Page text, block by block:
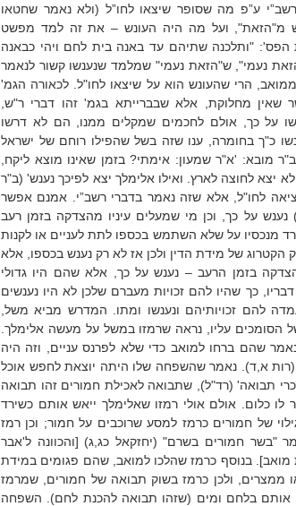
ע”פ מה שסופר שיצאו לחו”ל (ולא נאמר שחטאו
מ"הזאת", ועל מה היה העונש – את זה למד מפשט
"ותלכנה שתיהם עד באנה בית לחם ויהי כבאנה
נעמי", ש"הזאת נעמי" שמלמד שנענשו קשור לנאמר
הרי שהעונש הוא על שיצאו לחו"ל. לכאורה הגמ'
שאין מחלוקת, אלא שבברייתא בגמ' זהו דברי ר"ש,
על כך, אולם לחכמים שמקלים ממנו, הם לא דרשו
כ"ך בחומרה, ענו שזה בשל שהפילו רוחם של ישראל
מובא: 'א"ר שמעון: אימתי? בזמן שאינו מוצא ליקח,
יצא לחוצה לארץ. ואילו אלימלך יצא לפיכך נענש' (ב"ר
לחו"ל, אלא שזה נאמר בדברי רשב”י. אמנם אפשר
על כך, וכן מי שמעלים עיניו מהצדקה בזמן רעב
מנכסיו על שלא השתמש בכספו לתת לעניים או לקנות
של מידת הדין ולכן אז לא רק נענש בכספו, אלא
בזמן הרעב – נענש על כך, אלא שהם היו גדולי
כך שהיו להם זכויות מעברם שלכן לא היו נענשים
להם זכויותיהם ונענשו ומתו. המדרש מביא משל,
עליו, נראה שרמזו במשל על מעשה אלימלך.
10 שנים, כעין הנאמר שהם ברחו למואב כדי שלא לפרנס עניים, וזה היה
שנים" (רות א,ד). נאמר שהשפחה שלו היתה יוצאת לחפש אוכל
תבואה' (רד"ל), שתבואה לאכילת חמורים זהו תבואה
כלום. אולם אולי רמזו שאלימלך ייאש אותם כשירד
של חמורים כרמז למסע שרוכבים על חמור; וכן רמז
"בשר חמורים בשרם" (יחזקאל כג,ג) [והכוונה ל'אבר
בנוסף כרמז שהלכו למואב, שהם פגומים במידת
ממצרים, ולכן כרמז בשוק תבואה של חמורים, שמרמז
אותם בלחם ומים (שזהו תבואה להכנת לחם). השפחה